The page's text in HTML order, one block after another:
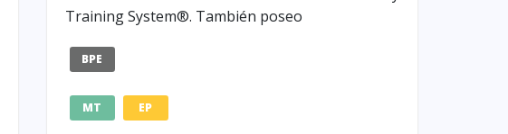
Training System®. También poseo
BPE
MT EP